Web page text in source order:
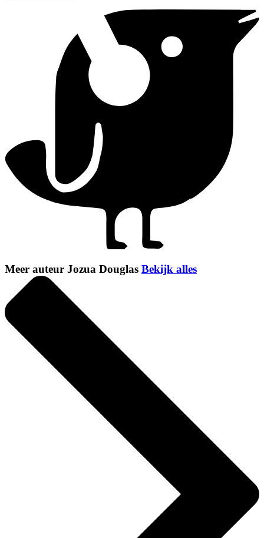
Meer auteur Jozua Douglas Bekijk alles